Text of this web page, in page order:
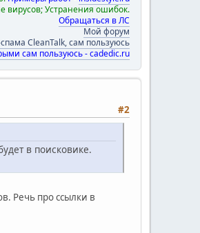
вирусов; Устранения ошибок.
Обращаться в ЛС
Мой форум
CleanTalk, сам пользуюсь
сам пользуюсь - cadedic.ru
#2
в поисковике.
Речь про ссылки в